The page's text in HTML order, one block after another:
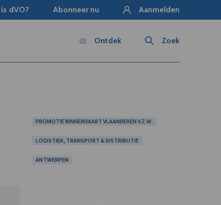
dVO? Abonneer nu Aanmelden
Zoek
Ontdek
PROMOTIE BINNENVAART VLAANDEREN V.Z.W.
LOGISTIEK, TRANSPORT & DISTRIBUTIE
ANTWERPEN